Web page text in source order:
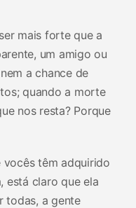
mais forte que a
um amigo ou
a chance de
quando a morte
nos resta? Porque
vocês têm adquirido
está claro que ela
todas, a gente